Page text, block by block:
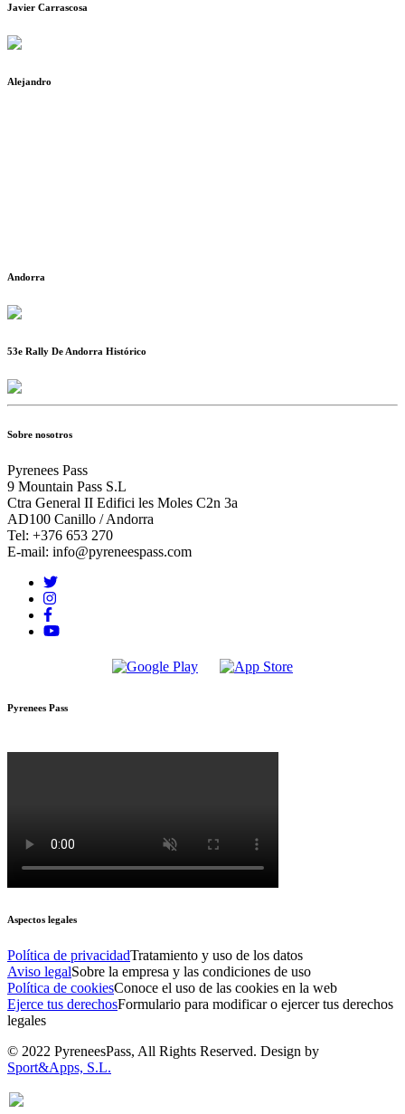
Javier Carrascosa
Alejandro
Andorra
53e Rally De Andorra Histórico
Sobre nosotros
Pyrenees Pass
9 Mountain Pass S.L
Ctra General II Edifici les Moles C2n 3a
AD100 Canillo / Andorra
Tel: +376 653 270
E-mail: info@pyreneespass.com
Pyrenees Pass
Aspectos legales
Política de privacidadTratamiento y uso de los datos
Aviso legalSobre la empresa y las condiciones de uso
Política de cookiesConoce el uso de las cookies en la web
Ejerce tus derechosFormulario para modificar o ejercer tus derechos
legales
© 2022 PyreneesPass, All Rights Reserved. Design by
Sport&Apps, S.L.